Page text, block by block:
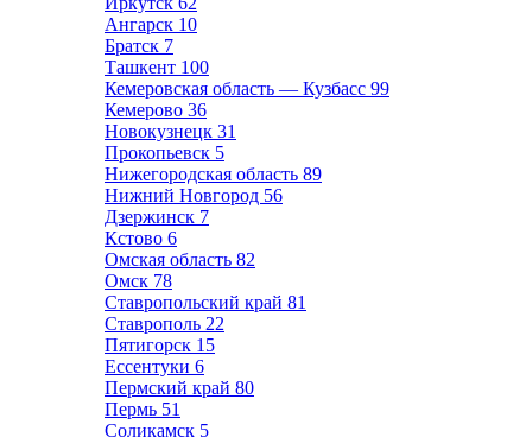
Ангарск 10
Братск 7
Ташкент 100
Кемеровская область — Кузбасс 99
Кемерово 36
Новокузнецк 31
Прокопьевск 5
Нижегородская область 89
Нижний Новгород 56
Дзержинск 7
Кстово 6
Омская область 82
Омск 78
Ставропольский край 81
Ставрополь 22
Пятигорск 15
Ессентуки 6
Пермский край 80
Пермь 51
Соликамск 5